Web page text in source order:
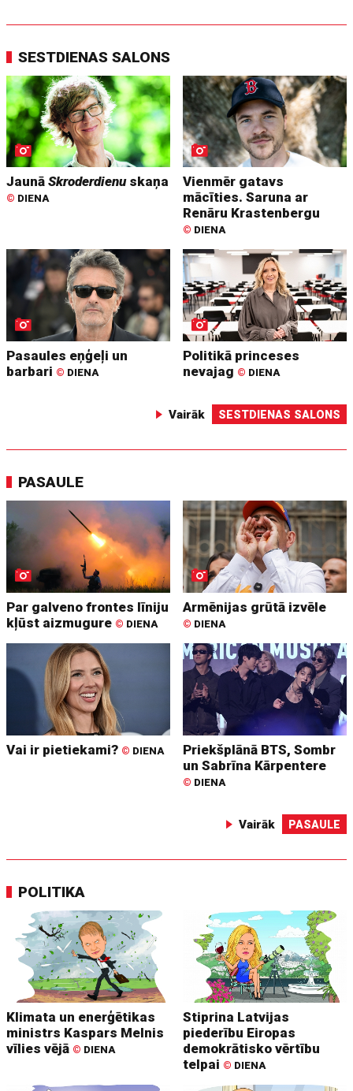
SESTDIENAS SALONS
JaunāSkroderdienuskaņa
© DIENA
Vienmēr gatavs
mācīties. Saruna ar
Renāru Krastenbergu
© DIENA
Pasaules eņģeļi un
barbari © DIENA
Politikā princeses
nevajag © DIENA
Vairāk SESTDIENAS SALONS
PASAULE
Par galveno frontes līniju
kļūst aizmugure © DIENA
Armēnijas grūtā izvēle
© DIENA
Vai ir pietiekami? © DIENA
Priekšplānā BTS, Sombr
un Sabrīna Kārpentere
© DIENA
Vairāk PASAULE
POLITIKA
Klimata un enerģētikas
ministrs Kaspars Melnis
vīlies vējā © DIENA
Stiprina Latvijas
piederību Eiropas
demokrātisko vērtību
telpai © DIENA